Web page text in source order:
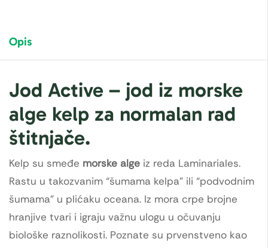
Opis
Jod Active – jod iz morske
alge kelp za normalan rad
štitnjače.
Kelp su smeđe morske alge iz reda Laminariales.
Rastu u takozvanim “šumama kelpa” ili “podvodnim
šumama” u plićaku oceana. Iz mora crpe brojne
hranjive tvari i igraju važnu ulogu u očuvanju
biološke raznolikosti. Poznate su prvenstveno kao